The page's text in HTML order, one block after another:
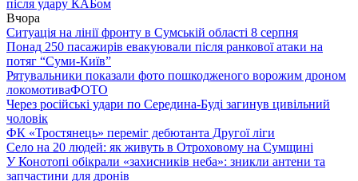
після удару КАБом
Вчора
Ситуація на лінії фронту в Сумській області 8 серпня
Понад 250 пасажирів евакуювали після ранкової атаки на
потяг “Суми-Київ”
Рятувальники показали фото пошкодженого ворожим дроном
локомотиваФОТО
Через російські удари по Середина-Буді загинув цивільний
чоловік
ФК «Тростянець» переміг дебютанта Другої ліги
Село на 20 людей: як живуть в Отроховому на Сумщині
У Конотопі обікрали «захисників неба»: зникли антени та
запчастини для дронів